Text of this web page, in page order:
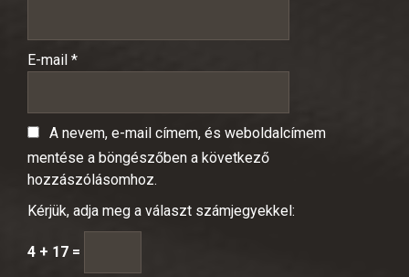
E-mail *
A nevem, e-mail címem, és weboldalcímem
mentése a böngészőben a következő
hozzászólásomhoz.
Kérjük, adja meg a választ számjegyekkel:
4 + 17 =